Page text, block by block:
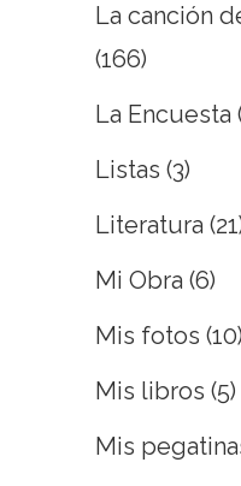
La canción
(166)
La Encuesta
Listas (3)
Literatura
Mi Obra (6)
Mis fotos (10)
Mis libros (5)
Mis